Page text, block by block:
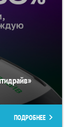
ПОДРОБНЕЕ